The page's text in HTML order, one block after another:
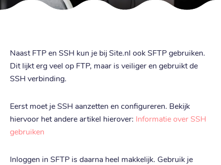
Naast FTP en SSH kun je bij Site.nl ook SFTP gebruiken.
Dit lijkt erg veel op FTP, maar is veiliger en gebruikt de
SSH verbinding.
Eerst moet je SSH aanzetten en configureren. Bekijk
hiervoor het andere artikel hierover: Informatie over SSH
gebruiken
Inloggen in SFTP is daarna heel makkelijk. Gebruik je